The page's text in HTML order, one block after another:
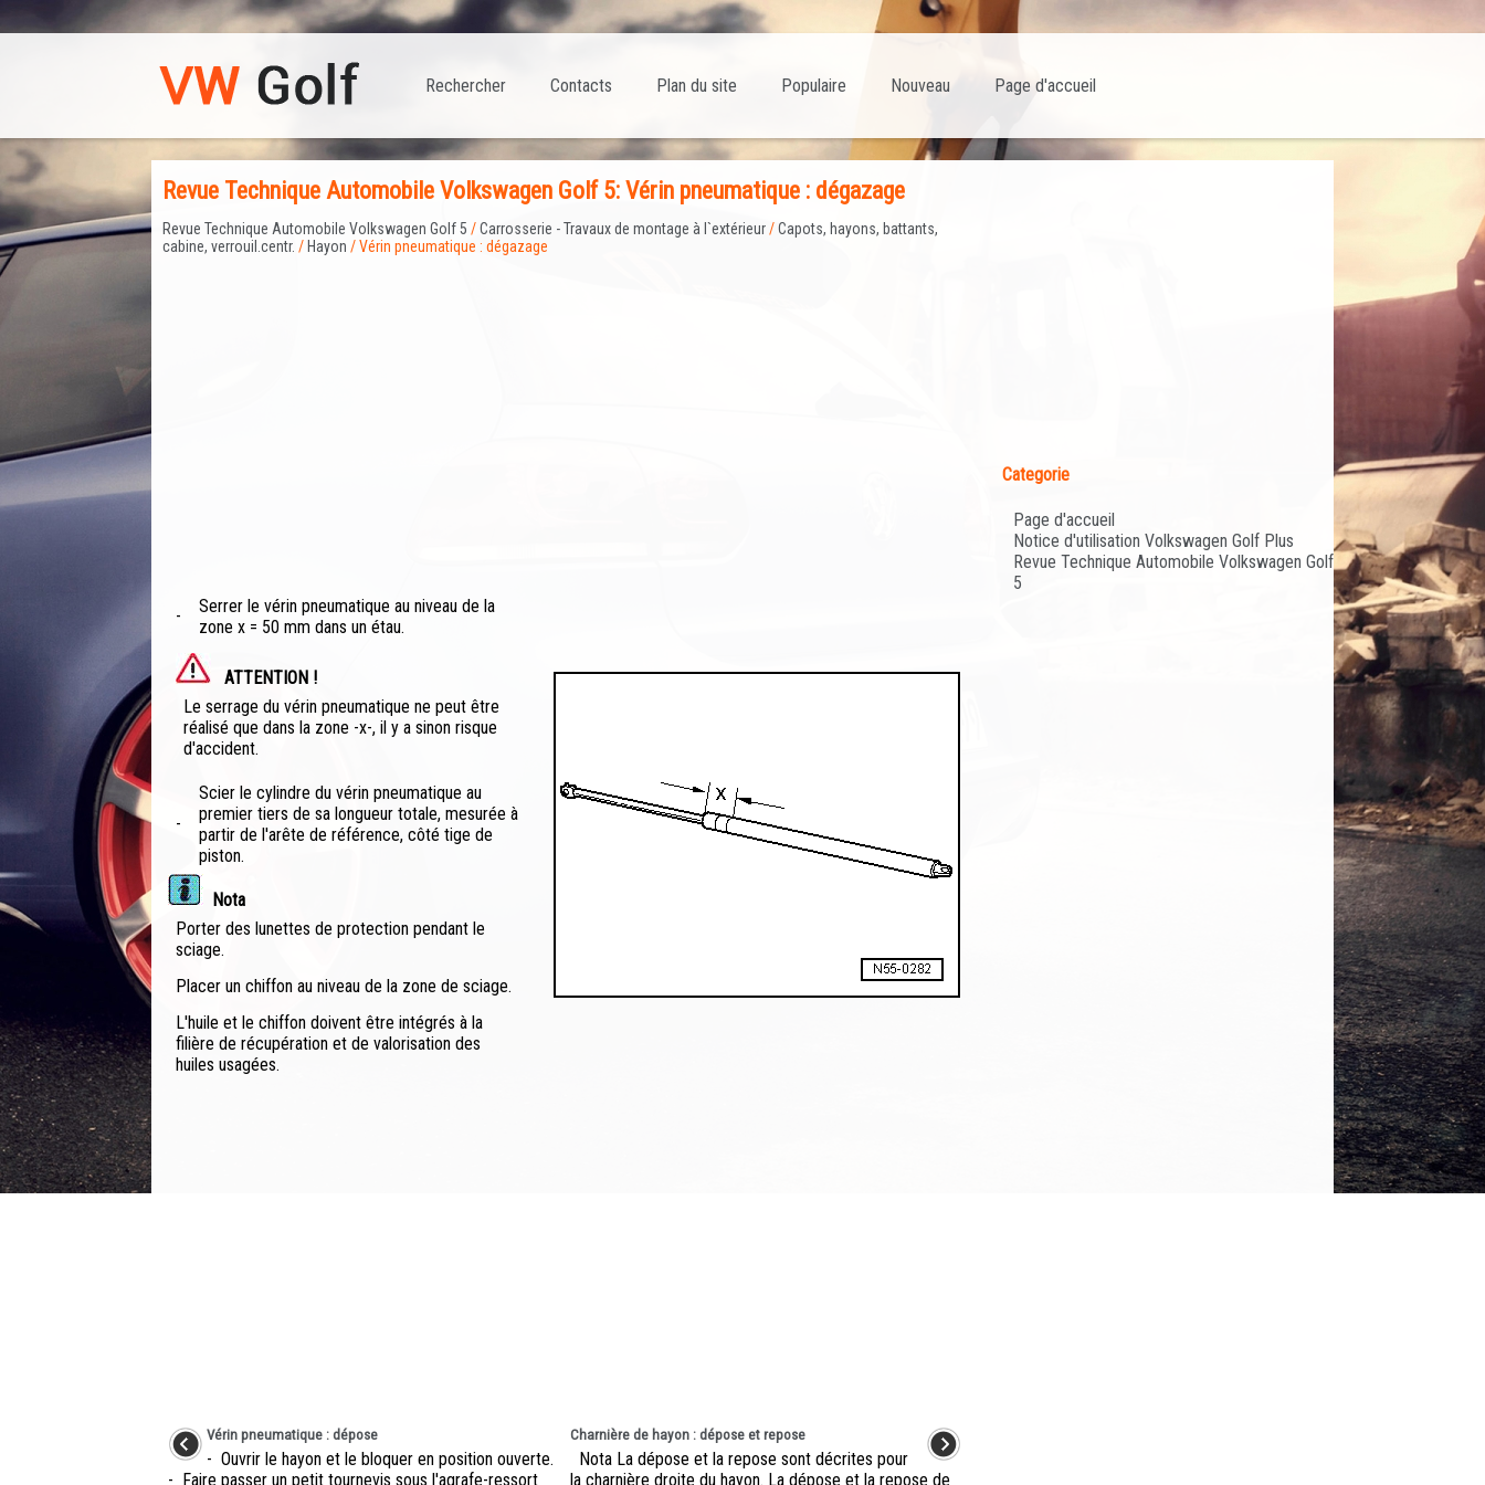
Page d'accueil
Nouveau
Populaire
Plan du site
Contacts
Rechercher
Revue Technique Automobile Volkswagen Golf 5: Vérin pneumatique : dégazage
Revue Technique Automobile Volkswagen Golf 5 /Carrosserie - Travaux de montage à l`extérieur/Capots, hayons, battants,
cabine, verrouil.centr. / Hayon / Vérin pneumatique : dégazage
-
Serrer le vérin pneumatique au niveau de la
zone x = 50 mm dans un étau.
ATTENTION !
Le serrage du vérin pneumatique ne peut être
réalisé que dans la zone -x-, il y a sinon risque
d'accident.
-
Scier le cylindre du vérin pneumatique au
premier tiers de sa longueur totale, mesurée à
partir de l'arête de référence, côté tige de
piston.
Nota
Porter des lunettes de protection pendant le
sciage.
Placer un chiffon au niveau de la zone de sciage.
L'huile et le chiffon doivent être intégrés à la
filière de récupération et de valorisation des
huiles usagées.
Vérin pneumatique : dépose
- Ouvrir le hayon et le bloquer en position ouverte.
- Faire passer un petit tournevis sous l'agrafe-ressort
Charnière de hayon : dépose et repose
Nota La dépose et la repose sont décrites pour
la charnière droite du hayon. La dépose et la repose de
Categorie
Page d'accueil
Notice d'utilisation Volkswagen Golf Plus
Revue Technique Automobile Volkswagen Golf
5